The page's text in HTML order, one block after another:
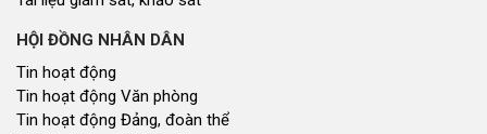
HỘI ĐỒNG NHÂN DÂN
Tin hoạt động
Tin hoạt động Văn phòng
Tin hoạt động Đảng, đoàn thể